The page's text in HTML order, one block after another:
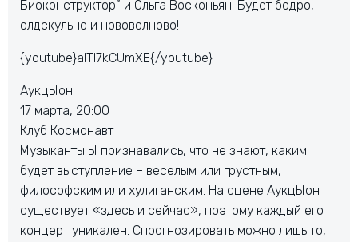
Биоконструктор” и Ольга Восконьян. Будет бодро,
олдскульно и нововолново!
{youtube}alTI7kCUmXE{/youtube}
АукцЫон
17 марта, 20:00
Клуб Космонавт
Музыканты Ы признавались, что не знают, каким
будет выступление – веселым или грустным,
философским или хулиганским. На сцене АукцЫон
существует «здесь и сейчас», поэтому каждый его
концерт уникален. Спрогнозировать можно лишь то,